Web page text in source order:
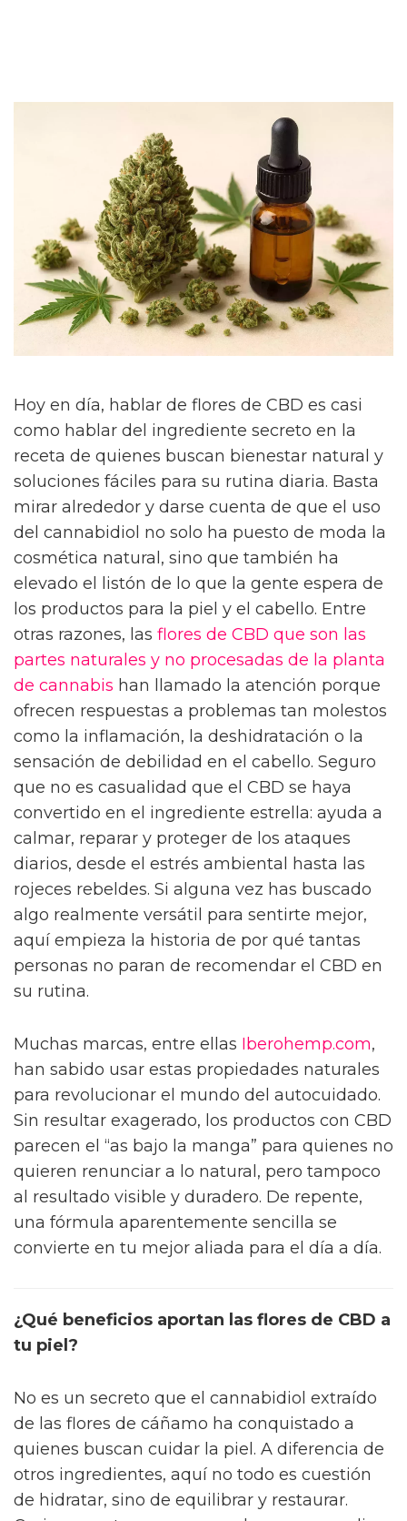
Hoy en día, hablar de flores de CBD es casi
como hablar del ingrediente secreto en la
receta de quienes buscan bienestar natural y
soluciones fáciles para su rutina diaria. Basta
mirar alrededor y darse cuenta de que el uso
del cannabidiol no solo ha puesto de moda la
cosmética natural, sino que también ha
elevado el listón de lo que la gente espera de
los productos para la piel y el cabello. Entre
otras razones, las flores de CBD que son las
partes naturales y no procesadas de la planta
de cannabis han llamado la atención porque
ofrecen respuestas a problemas tan molestos
como la inflamación, la deshidratación o la
sensación de debilidad en el cabello. Seguro
que no es casualidad que el CBD se haya
convertido en el ingrediente estrella: ayuda a
calmar, reparar y proteger de los ataques
diarios, desde el estrés ambiental hasta las
rojeces rebeldes. Si alguna vez has buscado
algo realmente versátil para sentirte mejor,
aquí empieza la historia de por qué tantas
personas no paran de recomendar el CBD en
su rutina.
Muchas marcas, entre ellas Iberohemp.com,
han sabido usar estas propiedades naturales
para revolucionar el mundo del autocuidado.
Sin resultar exagerado, los productos con CBD
parecen el “as bajo la manga” para quienes no
quieren renunciar a lo natural, pero tampoco
al resultado visible y duradero. De repente,
una fórmula aparentemente sencilla se
convierte en tu mejor aliada para el día a día.
¿Qué beneficios aportan las flores de CBD a
tu piel?
No es un secreto que el cannabidiol extraído
de las flores de cáñamo ha conquistado a
quienes buscan cuidar la piel. A diferencia de
otros ingredientes, aquí no todo es cuestión
de hidratar, sino de equilibrar y restaurar.